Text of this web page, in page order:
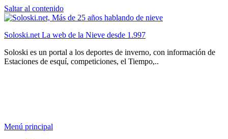
Saltar al contenido
Soloski.net La web de la Nieve desde 1.997
Soloski es un portal a los deportes de inverno, con información de
Estaciones de esquí, competiciones, el Tiempo,..
Menú principal